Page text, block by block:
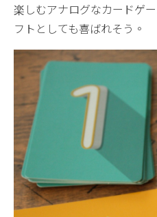
楽しむアナログなカードゲ
フトとしても喜ばれそう。